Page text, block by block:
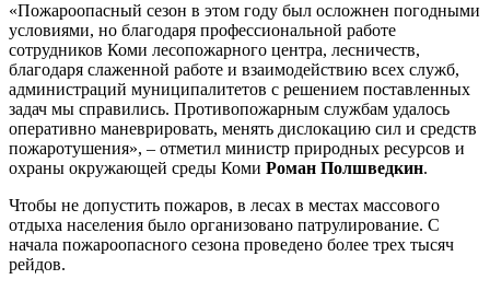
«Пожароопасный сезон в этом году был осложнен погодными
условиями, но благодаря профессиональной работе
сотрудников Коми лесопожарного центра, лесничеств,
благодаря слаженной работе и взаимодействию всех служб,
администраций муниципалитетов с решением поставленных
задач мы справились. Противопожарным службам удалось
оперативно маневрировать, менять дислокацию сил и средств
пожаротушения», – отметил министр природных ресурсов и
охраны окружающей среды Коми Роман Полшведкин.
Чтобы не допустить пожаров, в лесах в местах массового
отдыха населения было организовано патрулирование. С
начала пожароопасного сезона проведено более трех тысяч
рейдов.